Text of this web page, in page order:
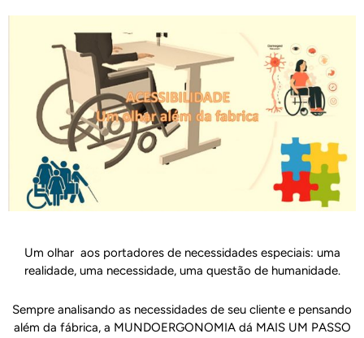
Um olhar aos portadores de necessidades especiais: uma
realidade, uma necessidade, uma questão de humanidade.
Sempre analisando as necessidades de seu cliente e pensando
além da fábrica, a MUNDOERGONOMIA dá MAIS UM PASSO